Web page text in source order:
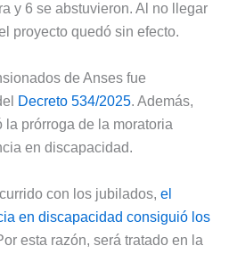
y 6 se abstuvieron. Al no llegar
proyecto quedó sin efecto.
de Anses fue
Decreto 534/2025. Además,
prórroga de la moratoria
en discapacidad.
con los jubilados, el
en discapacidad consiguió los
esta razón, será tratado en la